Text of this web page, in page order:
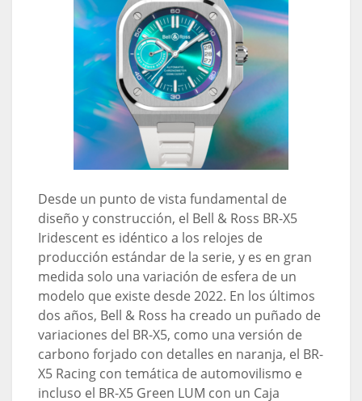
Desde un punto de vista fundamental de
diseño y construcción, el Bell & Ross BR-X5
Iridescent es idéntico a los relojes de
producción estándar de la serie, y es en gran
medida solo una variación de esfera de un
modelo que existe desde 2022. En los últimos
dos años, Bell & Ross ha creado un puñado de
variaciones del BR-X5, como una versión de
carbono forjado con detalles en naranja, el BR-
X5 Racing con temática de automovilismo e
incluso el BR-X5 Green LUM con un Caja